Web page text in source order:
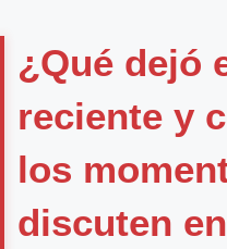
¿Qué dejó
reciente y
los
discuten